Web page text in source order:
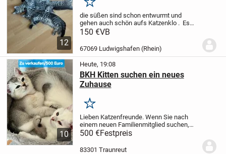
12
Merken
die süßen sind schon entwurmt und
gehen auch schön aufs Katzenklo . Es
sind drei Mädchen und zwei Jungen dabei
liebevolles neues Zuhause . In Gute
Händen abzugeben...
150 €VB
67069 Ludwigshafen (Rhein)
10
Heute, 19:08
BKH Kitten suchen ein neues
Zuhause
Merken
Lieben Katzenfreunde. Wenn Sie nach
einem neuen Familienmitglied suchen,
dann sind Sie genau richtig bei uns
hübschen, Kätzchen suchen ab sofort ein
neuen Zuhause für immer
500 €Festpreis
83301 Traunreut